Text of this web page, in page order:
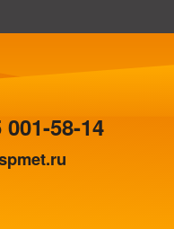
001-58-14